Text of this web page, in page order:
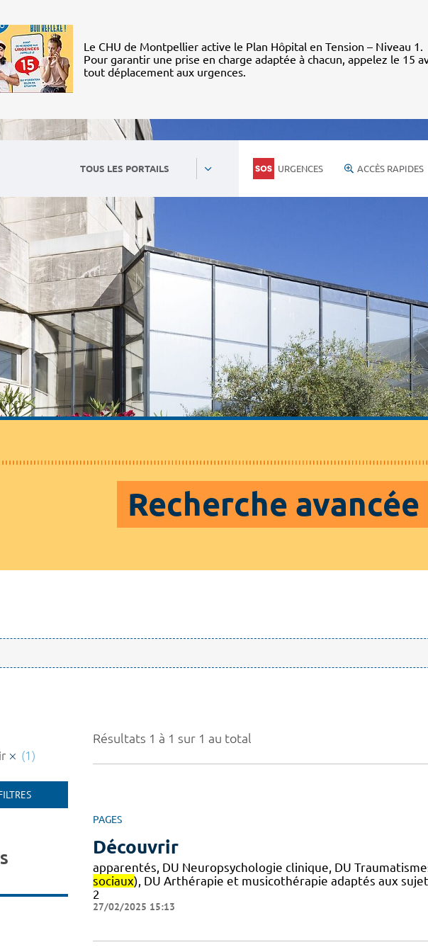
Le CHU de Montpellier active le Plan Hôpital en Tension – Niveau 1.
Pour garantir une prise en charge adaptée à chacun, appelez le 15
tout déplacement aux urgences.
TOUS LES PORTAILS URGENCES ACCÈS RAPIDES
Recherche avancée
Résultats 1 à 1 sur 1 au total
PAGES
Découvrir
apparentés, DU Neuropsychologie clinique, DU
sociaux), DU Arthérapie et musicothérapie adaptés aux
2
27/02/2025 15:13
(1)